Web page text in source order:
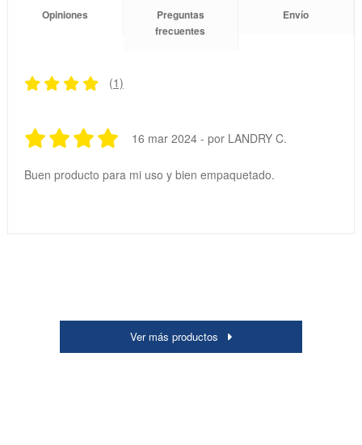
Opiniones
Preguntas
frecuentes
Envío
(1)
16 mar 2024 - por LANDRY C.
Buen producto para mi uso y bien empaquetado.
Ver más productos